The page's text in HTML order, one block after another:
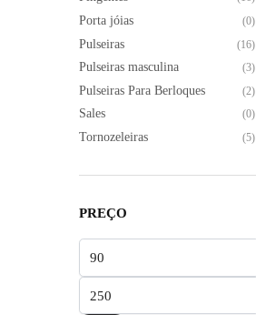
Porta jóias (0)
Pulseiras (16)
Pulseiras masculina (3)
Pulseiras Para Berloques (2)
Sales (0)
Tornozeleiras (5)
PREÇO
mínimo
máximo